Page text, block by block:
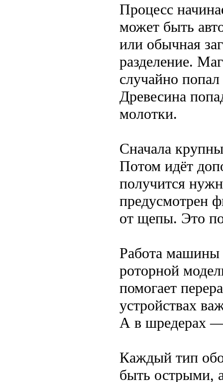
Процесс
может быть
или обычная
разделение.
случайно
Древесина
молотки.
Сначала
Потом идёт
получится
предусмотрен
от щепы. Это
Работа машины
роторной
помогает
устройствах
А в шредерах
Каждый тип
быть острыми,